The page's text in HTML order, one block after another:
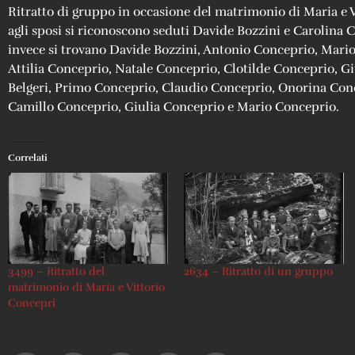
Ritratto di gruppo in occasione del matrimonio di Maria e
agli sposi si riconoscono seduti Davide Bozzini e Carolina
invece si trovano Davide Bozzini, Antonio Conceprio,
Attilia Conceprio, Natale Conceprio, Clotilde Conceprio,
Belgeri, Primo Conceprio, Claudio Conceprio, Onorina
Camillo Conceprio, Giulia Conceprio e Mario Conceprio.
Correlati
3499 – Ritratto del
matrimonio di Maria e Vittorio
Concepri
2634 – Ritratto di un gruppo